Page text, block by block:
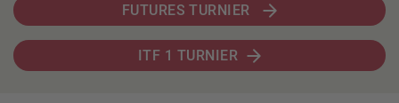
FUTURES TURNIER
ITF 1 TURNIER